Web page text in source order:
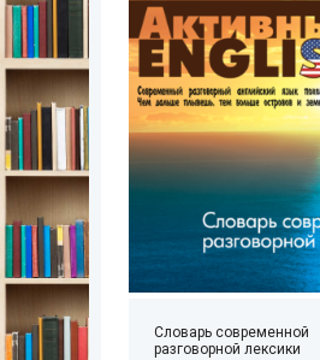
Словарь современной
разговорной лексики